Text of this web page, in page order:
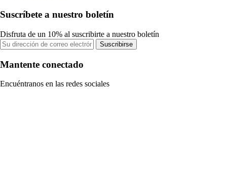
Suscríbete a nuestro boletín
Disfruta de un 10% al suscribirte a nuestro boletín
Suscribirse
Mantente conectado
Encuéntranos en las redes sociales